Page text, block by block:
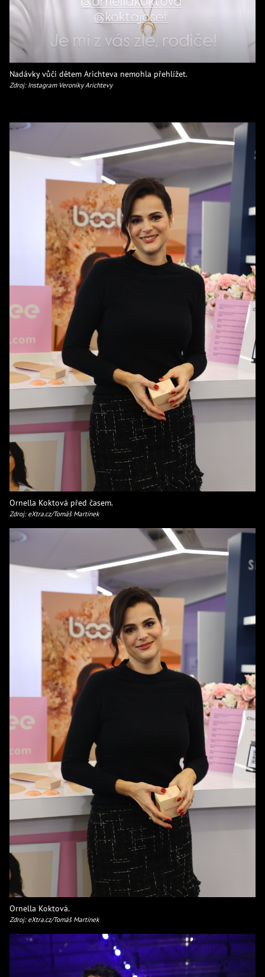
Nadávky vůči dětem Arichteva nemohla přehlížet.
Zdroj: Instagram Veroniky Arichtevy
Ornella Koktová před časem.
Zdroj: eXtra.cz/Tomáš Martínek
Ornella Koktová.
Zdroj: eXtra.cz/Tomáš Martínek